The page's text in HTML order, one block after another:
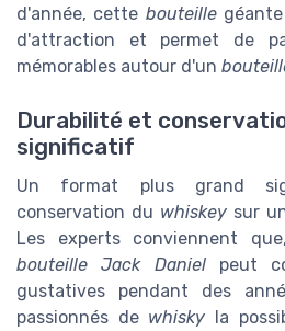
d'année, cette bouteillegéante
d'attraction et permet de
mémorables autour d'un
Durabilité et
significatif
Un format plus grand
conservation du whiskey sur
Les experts conviennent
bouteille Jack Danielpeut
gustatives pendant des
passionnés de whisky la